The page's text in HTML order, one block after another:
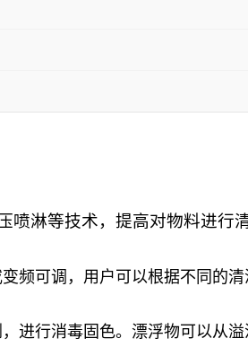
喷淋等技术，提高对物料进行
频可调，用户可以根据不同的清
行消毒固色。漂浮物可以从溢